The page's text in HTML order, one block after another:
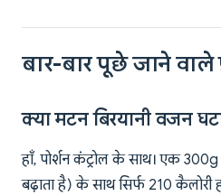
बार-बार पूछे जाने वाले
क्या मटन बिरयानी वजन
हाँ, पोर्शन कंट्रोल के साथ। एक 300g
बढ़ाता है) के साथ सिर्फ 210 कैलोरी